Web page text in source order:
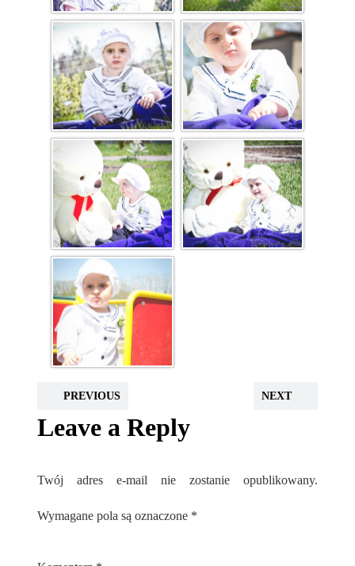
PREVIOUS NEXT
Leave a Reply
Twój adres e-mail nie zostanie opublikowany.
Wymagane pola są oznaczone *